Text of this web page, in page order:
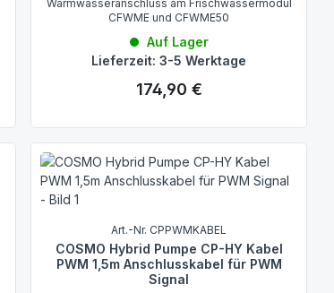
Warmwasseranschluss am Frischwassermodul
CFWME und CFWME50
Auf Lager
Lieferzeit: 3-5 Werktage
Regulärer Preis:
174,90 €
Art.-Nr. CPPWMKABEL
COSMO Hybrid Pumpe CP-HY Kabel
PWM 1,5m Anschlusskabel für PWM
Signal